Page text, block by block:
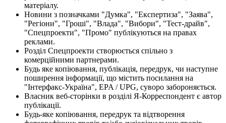
матеріалу.
Новини з позначками "Думка", "Експертиза", "Заява",
"Регіони", "Гроші", "Влада", "Вибори", "Тест-драйв",
"Спецпроекти", "Промо" публікуються на правах
реклами.
Розділ Спецпроекти створюється спільно з
комерційними партнерами.
Будь яке копіювання, публікація, передрук, чи наступне
поширення інформації, що містить посилання на
"Інтерфакс-Україна", EPA / UPG, суворо забороняється.
Власник веб-сторінки в розділі Я-Корреспондент є автор
публікації.
Будь-яке копіювання, передрук та відтворення